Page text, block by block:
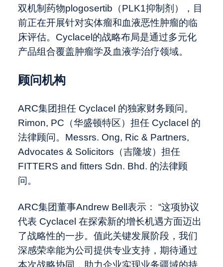
双机制药物plogosertib（PLK1抑制剂），目
前正在开展针对实体瘤和血液恶性肿瘤的临
床评估。Cyclacel的战略布局是通过多元化
产品组合覆盖肿瘤学及血液学治疗领域。
顾问机构
ARC集团担任 Cyclacel 的独家财务顾问。
Rimon, PC（华盛顿特区）担任 Cyclacel 的
法律顾问。Messrs. Ong, Ric & Partners,
Advocates & Solicitors（吉隆坡）担任
FITTERS and fitters Sdn. Bhd. 的法律顾
问。
ARC集团董事Andrew Bell表示： “这项协议
代表 Cyclacel 在探索新的增长机遇方面迈出
了战略性的一步。值此关键发展阶段，我们
深感荣幸能为公司提供专业支持，期待通过
本次战略协同，助力企业实现业务疆域的持